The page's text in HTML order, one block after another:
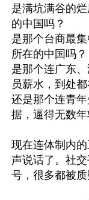
是满坑满谷的
的中国吗？
是那个台商最
所在的中国吗？
是那个连广东
员薪水，到处
还是那个连青
据，逼得无数年
现在连体制内
声说话了。社
号，很多都被质